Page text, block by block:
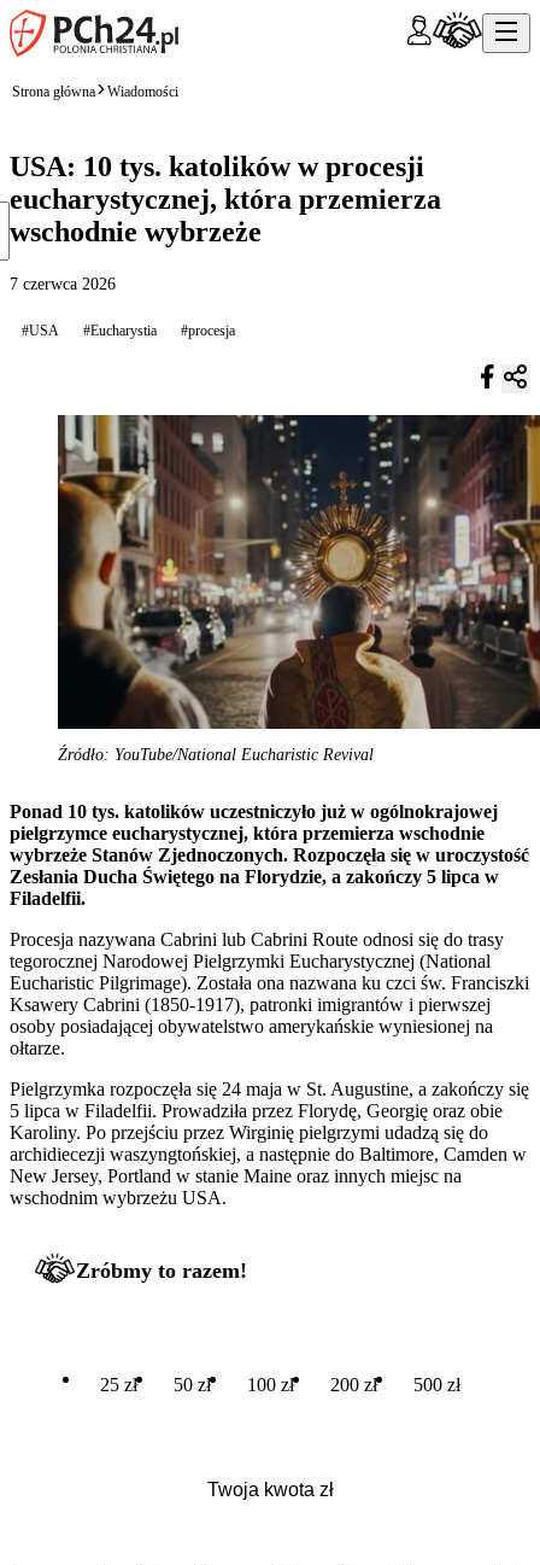
Strona główna Wiadomości
USA: 10 tys. katolików w procesji
eucharystycznej, która przemierza
wschodnie wybrzeże
7 czerwca 2026
#USA #Eucharystia #procesja
Źródło: YouTube/National Eucharistic Revival
Ponad 10 tys. katolików uczestniczyło już w ogólnokrajowej
pielgrzymce eucharystycznej, która przemierza wschodnie
wybrzeże Stanów Zjednoczonych. Rozpoczęła się w uroczystość
Zesłania Ducha Świętego na Florydzie, a zakończy 5 lipca w
Filadelfii.
Procesja nazywana Cabrini lub Cabrini Route odnosi się do trasy
tegorocznej Narodowej Pielgrzymki Eucharystycznej (National
Eucharistic Pilgrimage). Została ona nazwana ku czci św. Franciszki
Ksawery Cabrini (1850-1917), patronki imigrantów i pierwszej
osoby posiadającej obywatelstwo amerykańskie wyniesionej na
ołtarze.
Pielgrzymka rozpoczęła się 24 maja w St. Augustine, a zakończy się
5 lipca w Filadelfii. Prowadziła przez Florydę, Georgię oraz obie
Karoliny. Po przejściu przez Wirginię pielgrzymi udadzą się do
archidiecezji waszyngtońskiej, a następnie do Baltimore, Camden w
New Jersey, Portland w stanie Maine oraz innych miejsc na
wschodnim wybrzeżu USA.
Zróbmy to razem!
25 zł 50 zł 100 zł 200 zł 500 zł